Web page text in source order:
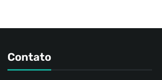
Contato